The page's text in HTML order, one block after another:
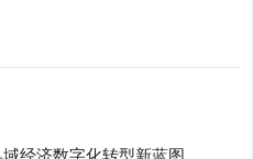
经济数字化转型新蓝图